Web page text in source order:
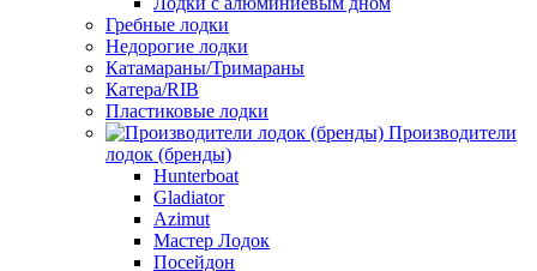
Гребные лодки
Недорогие лодки
Катамараны/Тримараны
Катера/RIB
Пластиковые лодки
Производители
лодок (бренды)
Hunterboat
Gladiator
Azimut
Мастер Лодок
Посейдон